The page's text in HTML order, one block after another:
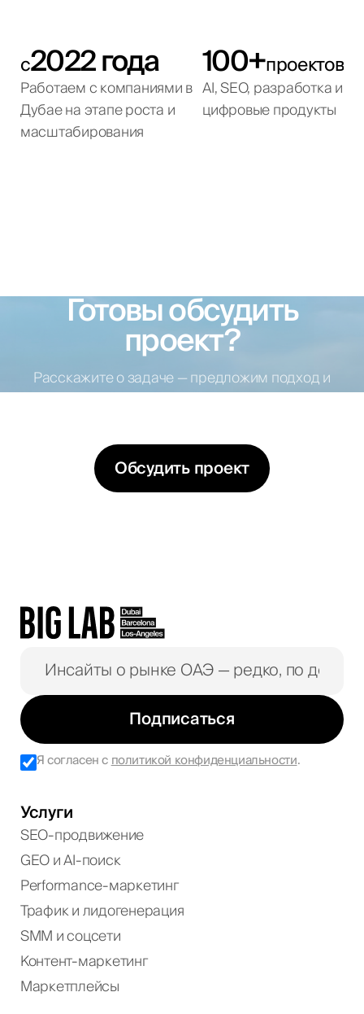
с2022 года
Работаем с компаниями в
Дубае на этапе роста и
масштабирования
100+проектов
AI, SEO, разработка и
цифровые продукты
Готовы обсудить
проект?
Расскажите о задаче — предложим подход и
варианты решений
Обсудить проект
Подписаться
Я согласен сполитикой конфиденциальности.
Услуги
SEO-продвижение
GEO и AI-поиск
Performance-маркетинг
Трафик и лидогенерация
SMM и соцсети
Контент-маркетинг
Маркетплейсы